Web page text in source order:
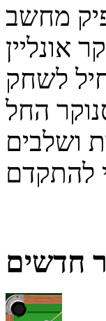
מחשב
אונליין
לשחק
החל
ושלבים
חדשים